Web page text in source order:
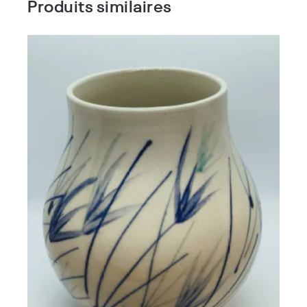
Produits similaires
Vase porcelaine IVY
72,00€